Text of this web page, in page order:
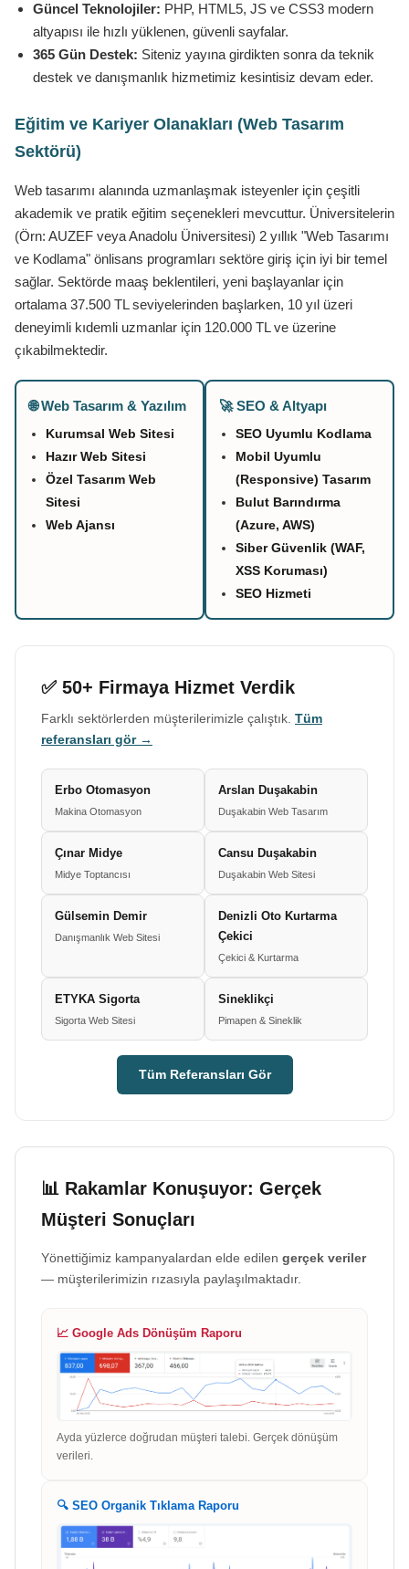
Güncel Teknolojiler: PHP, HTML5, JS ve CSS3 modern
altyapısı ile hızlı yüklenen, güvenli sayfalar.
365 Gün Destek: Siteniz yayına girdikten sonra da teknik
destek ve danışmanlık hizmetimiz kesintisiz devam eder.
Eğitim ve Kariyer Olanakları (Web Tasarım
Sektörü)
Web tasarımı alanında uzmanlaşmak isteyenler için çeşitli
akademik ve pratik eğitim seçenekleri mevcuttur. Üniversitelerin
(Örn: AUZEF veya Anadolu Üniversitesi) 2 yıllık "Web Tasarımı
ve Kodlama" önlisans programları sektöre giriş için iyi bir temel
sağlar. Sektörde maaş beklentileri, yeni başlayanlar için
ortalama 37.500 TL seviyelerinden başlarken, 10 yıl üzeri
deneyimli kıdemli uzmanlar için 120.000 TL ve üzerine
çıkabilmektedir.
🌐 Web Tasarım & Yazılım
Kurumsal Web Sitesi
Hazır Web Sitesi
Özel Tasarım Web
Sitesi
Web Ajansı
🚀 SEO & Altyapı
SEO Uyumlu Kodlama
Mobil Uyumlu
(Responsive) Tasarım
Bulut Barındırma
(Azure, AWS)
Siber Güvenlik (WAF,
XSS Koruması)
SEO Hizmeti
✅ 50+ Firmaya Hizmet Verdik
Farklı sektörlerden müşterilerimizle çalıştık. Tüm
referansları gör →
Erbo Otomasyon
Makina Otomasyon
Arslan Duşakabin
Duşakabin Web Tasarım
Çınar Midye
Midye Toptancısı
Cansu Duşakabin
Duşakabin Web Sitesi
Gülsemin Demir
Danışmanlık Web Sitesi
Denizli Oto Kurtarma
Çekici
Çekici & Kurtarma
ETYKA Sigorta
Sigorta Web Sitesi
Sineklikçi
Pimapen & Sineklik
Tüm Referansları Gör
📊 Rakamlar Konuşuyor: Gerçek
Müşteri Sonuçları
Yönettiğimiz kampanyalardan elde edilen gerçek veriler
— müşterilerimizin rızasıyla paylaşılmaktadır.
📈 Google Ads Dönüşüm Raporu
Ayda yüzlerce doğrudan müşteri talebi. Gerçek dönüşüm
verileri.
🔍 SEO Organik Tıklama Raporu